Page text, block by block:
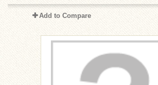
Add to Compare